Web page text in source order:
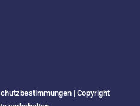
| Copyright